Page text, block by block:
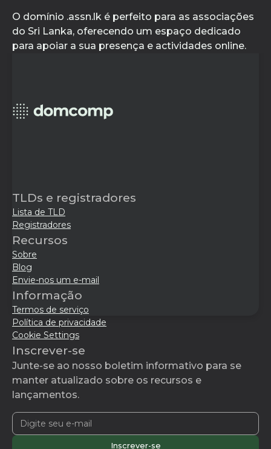
O domínio .assn.lk é perfeito para as associações
do Sri Lanka, oferecendo um espaço dedicado
para apoiar a sua presença e actividades online.
TLDs e registradores
Lista de TLD
Registradores
Recursos
Sobre
Blog
Envie-nos um e-mail
Informação
Termos de serviço
Política de privacidade
Cookie Settings
Inscrever-se
Junte-se ao nosso boletim informativo para se
manter atualizado sobre os recursos e
lançamentos.